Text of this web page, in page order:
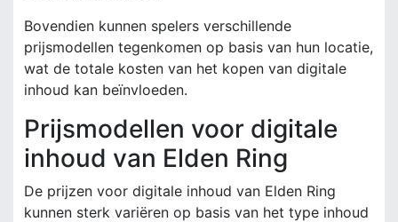
Bovendien kunnen spelers verschillende
prijsmodellen tegenkomen op basis van hun locatie,
wat de totale kosten van het kopen van digitale
inhoud kan beïnvloeden.
Prijsmodellen voor digitale
inhoud van Elden Ring
De prijzen voor digitale inhoud van Elden Ring
kunnen sterk variëren op basis van het type inhoud